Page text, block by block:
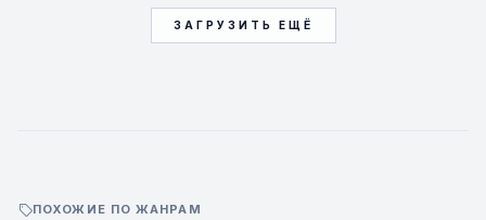
ЗАГРУЗИТЬ ЕЩЁ
ПОХОЖИЕ ПО ЖАНРАМ